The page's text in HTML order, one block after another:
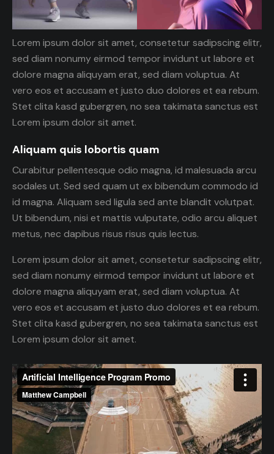
Lorem ipsum dolor sit amet, consetetur sadipscing elitr,
sed diam nonumy eirmod tempor invidunt ut labore et
dolore magna aliquyam erat, sed diam voluptua. At
vero eos et accusam et justo duo dolores et ea rebum.
Stet clita kasd gubergren, no sea takimata sanctus est
Lorem ipsum dolor sit amet.
Aliquam quis lobortis quam
Curabitur pellentesque odio magna, id malesuada arcu
sodales ut. Sed sed quam ut ex bibendum commodo id
id magna. Aliquam sed ligula sed ante blandit volutpat.
Ut bibendum, nisi et mattis vulputate, odio arcu aliquet
metus, nec dapibus risus risus quis lectus.
Lorem ipsum dolor sit amet, consetetur sadipscing elitr,
sed diam nonumy eirmod tempor invidunt ut labore et
dolore magna aliquyam erat, sed diam voluptua. At
vero eos et accusam et justo duo dolores et ea rebum.
Stet clita kasd gubergren, no sea takimata sanctus est
Lorem ipsum dolor sit amet.